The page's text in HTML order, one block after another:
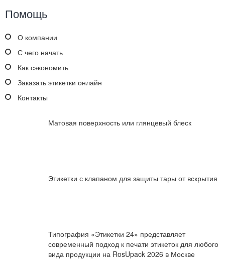
Помощь
О компании
С чего начать
Как сэкономить
Заказать этикетки онлайн
Контакты
Матовая поверхность или глянцевый блеск
Этикетки с клапаном для защиты тары от вскрытия
Типография «Этикетки 24» представляет
современный подход к печати этикеток для любого
вида продукции на RosUpack 2026 в Москве